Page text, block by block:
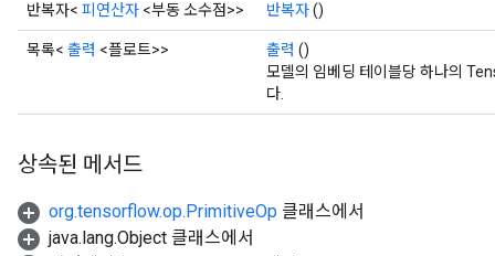
반복자< 피연산자 <부동 소수점>> 반복자()
목록< 출력 <플로트>> 출력 ()
모델의 임베딩 테이블당 하나의
다.
상속된 메서드
org.tensorflow.op.PrimitiveOp 클래스에서
java.lang.Object 클래스에서